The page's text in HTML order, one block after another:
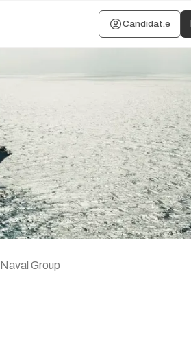
Candidat.e
Naval Group